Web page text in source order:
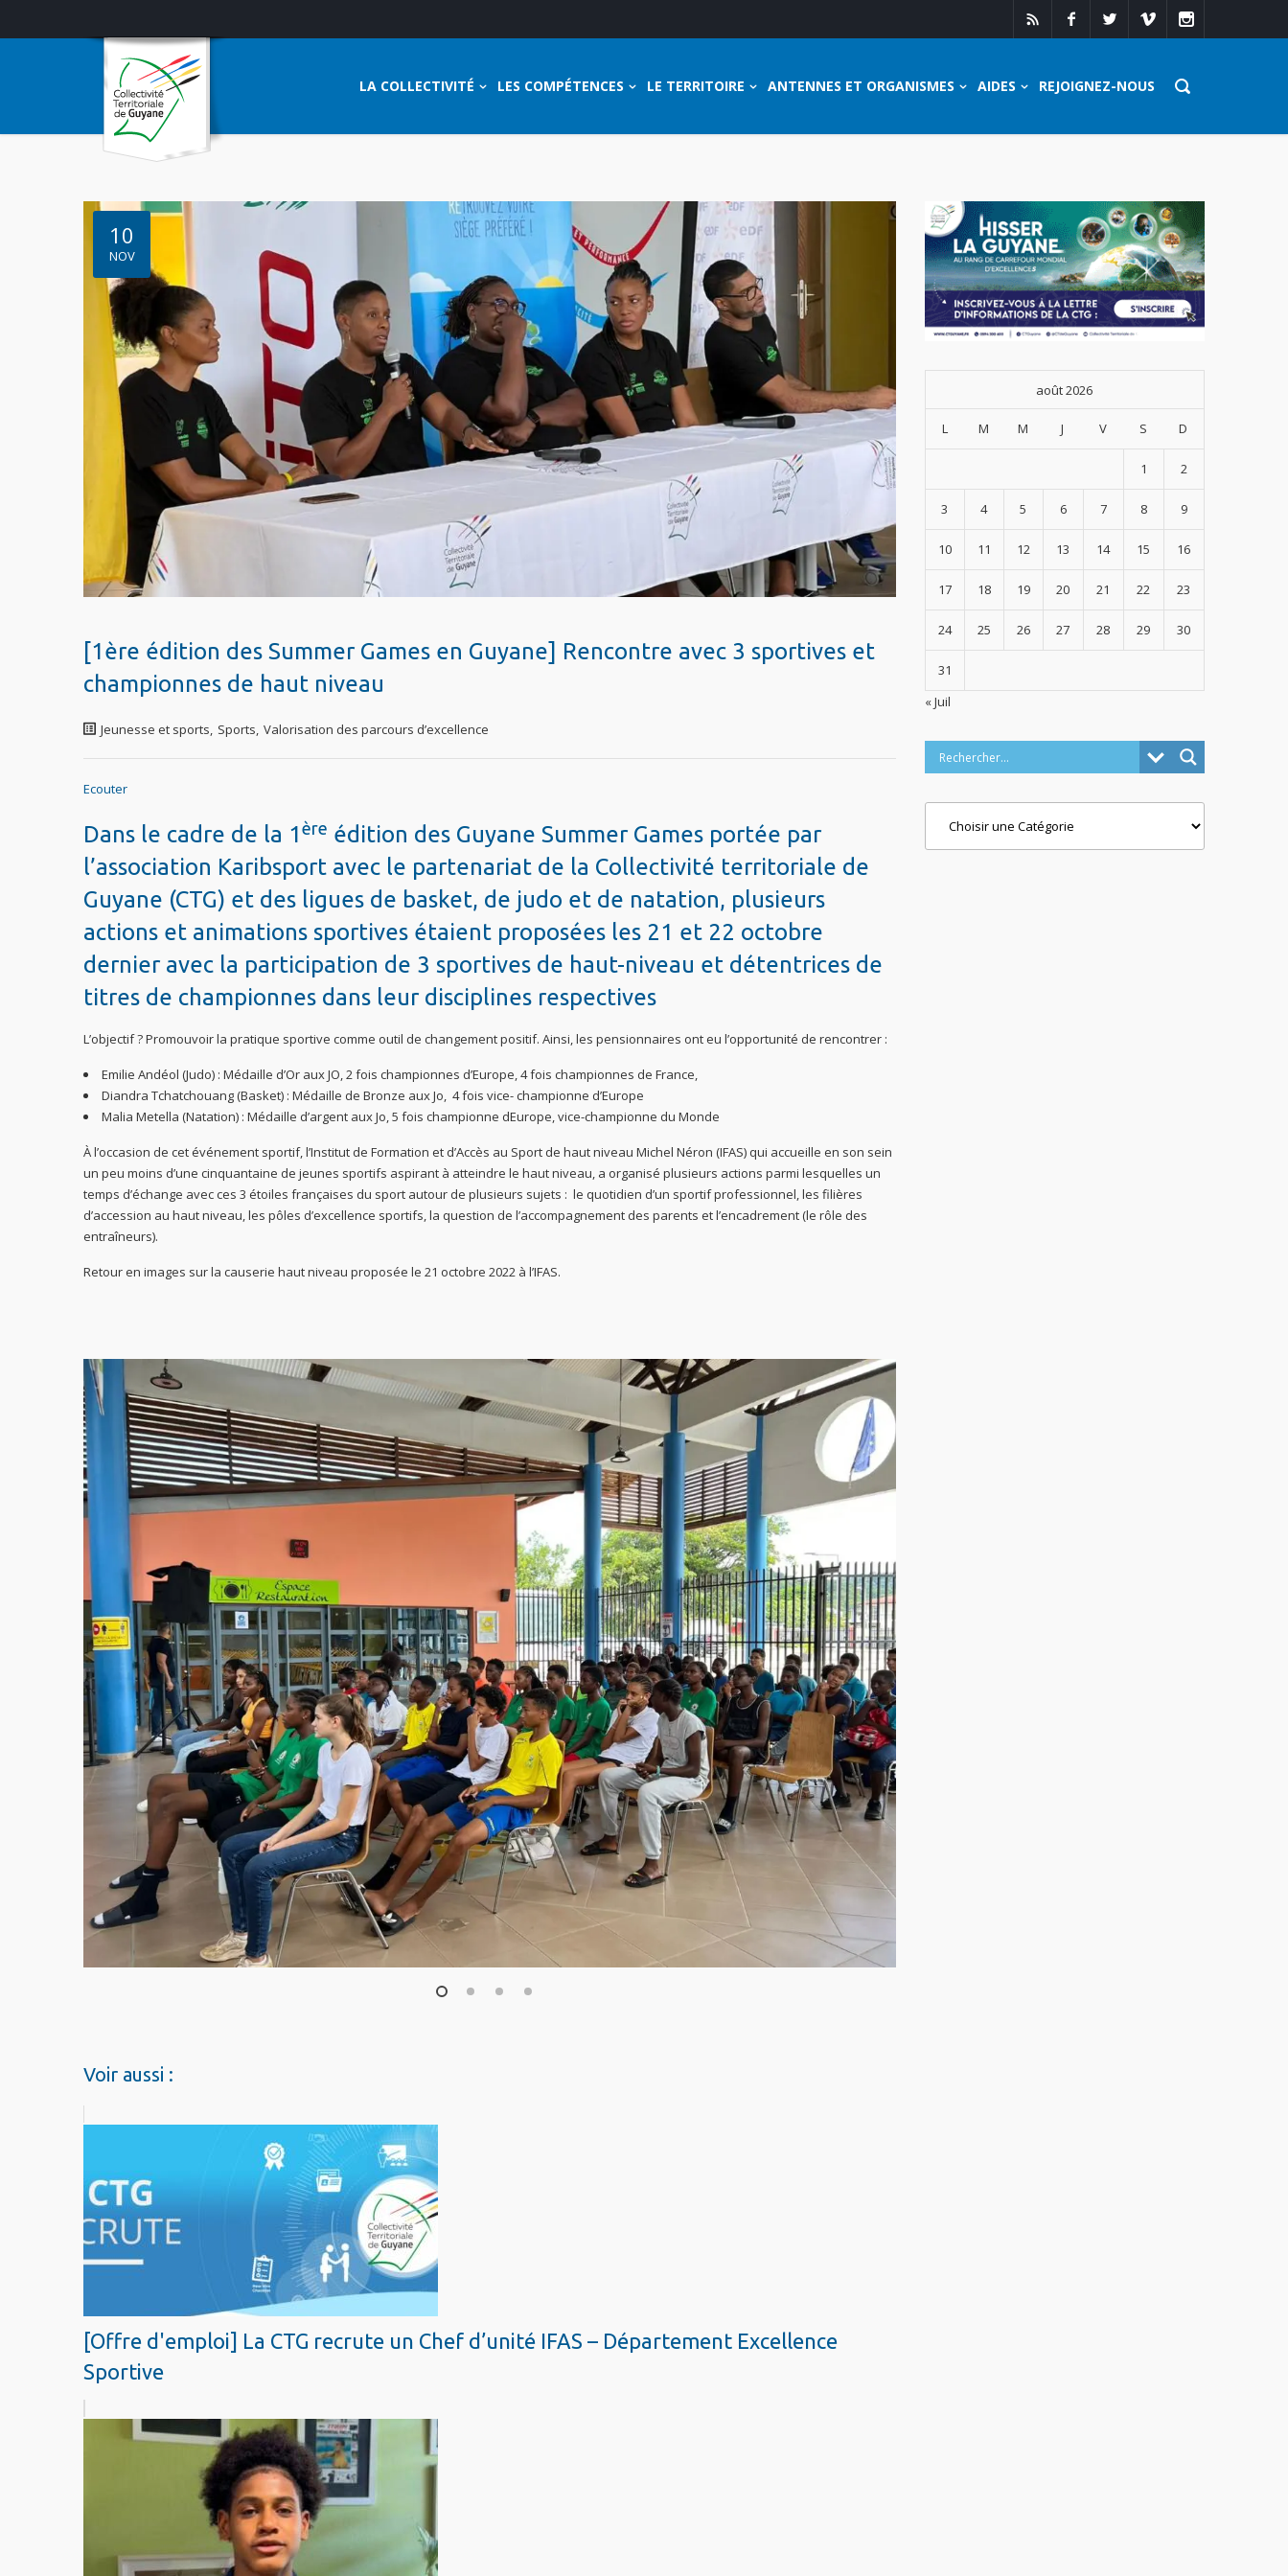
LA COLLECTIVITÉ LES COMPÉTENCES LE TERRITOIRE ANTENNES ET ORGANISMES AIDES REJOIGNEZ-NOUS
10
NOV
[1ère édition des Summer Games en Guyane] Rencontre avec 3 sportives et
championnes de haut niveau
Jeunesse et sports, Sports, Valorisation des parcours d’excellence
Ecouter
Dans le cadre de la 1 ère édition des Guyane Summer Games portée par
l’association Karibsport avec le partenariat de la Collectivité territoriale de
Guyane (CTG) et des ligues de basket, de judo et de natation, plusieurs
actions et animations sportives étaient proposées les 21 et 22 octobre
dernier avec la participation de 3 sportives de haut-niveau et détentrices de
titres de championnes dans leur disciplines respectives
L’objectif ? Promouvoir la pratique sportive comme outil de changement positif. Ainsi, les pensionnaires ont eu l’opportunité de rencontrer :
Emilie Andéol (Judo) : Médaille d’Or aux JO, 2 fois championnes d’Europe, 4 fois championnes de France,
Diandra Tchatchouang (Basket) : Médaille de Bronze aux Jo, 4 fois vice- championne d’Europe
Malia Metella (Natation) : Médaille d’argent aux Jo, 5 fois championne dEurope, vice-championne du Monde
À l’occasion de cet événement sportif, l’Institut de Formation et d’Accès au Sport de haut niveau Michel Néron (IFAS) qui accueille en son sein
un peu moins d’une cinquantaine de jeunes sportifs aspirant à atteindre le haut niveau, a organisé plusieurs actions parmi lesquelles un
temps d’échange avec ces 3 étoiles françaises du sport autour de plusieurs sujets : le quotidien d’un sportif professionnel, les filières
d’accession au haut niveau, les pôles d’excellence sportifs, la question de l’accompagnement des parents et l’encadrement (le rôle des
entraîneurs).
Retour en images sur la causerie haut niveau proposée le 21 octobre 2022 à l’IFAS.
1 2 3 4
Voir aussi :
[Offre d'emploi] La CTG recrute un Chef d’unité IFAS – Département Excellence
Sportive
août 2026
L M M J V S D
1 2
3 4 5 6 7 8 9
10 11 12 13 14 15 16
17 18 19 20 21 22 23
24 25 26 27 28 29 30
31
« Juil